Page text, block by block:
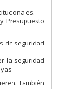
Presupuesto
de seguridad
la seguridad
También